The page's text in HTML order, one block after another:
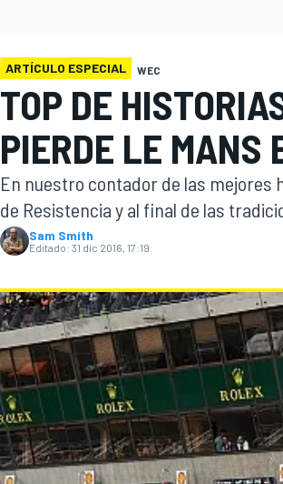
WEC FÓRMULA E
ARTÍCULO ESPECIAL WEC
TOP DE
PIERDE LE MANS
En nuestro contador de las mejores
de Resistencia y al final de las
Sam Smith
Editado: 31 dic 2016, 17:19